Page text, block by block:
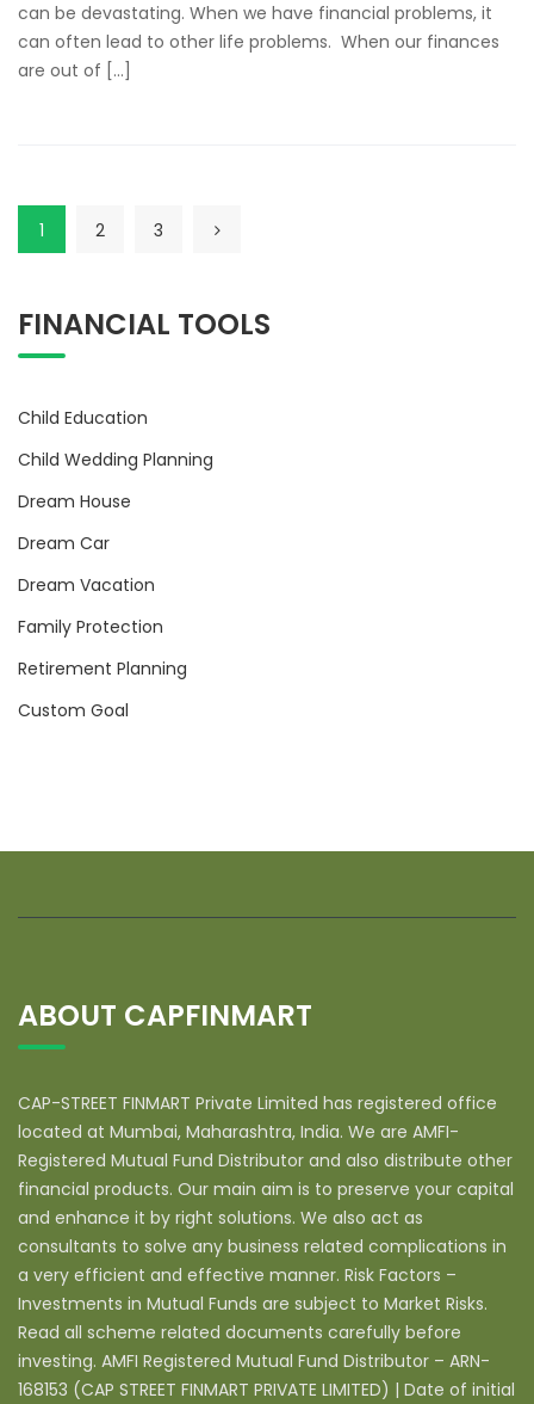
can be devastating. When we have financial problems, it
can often lead to other life problems. When our finances
are out of […]
1 2 3
FINANCIAL TOOLS
Child Education
Child Wedding Planning
Dream House
Dream Car
Dream Vacation
Family Protection
Retirement Planning
Custom Goal
ABOUT CAPFINMART
CAP-STREET FINMART Private Limited has registered office
located at Mumbai, Maharashtra, India. We are AMFI-
Registered Mutual Fund Distributor and also distribute other
financial products. Our main aim is to preserve your capital
and enhance it by right solutions. We also act as
consultants to solve any business related complications in
a very efficient and effective manner. Risk Factors –
Investments in Mutual Funds are subject to Market Risks.
Read all scheme related documents carefully before
investing. AMFI Registered Mutual Fund Distributor – ARN-
168153 (CAP STREET FINMART PRIVATE LIMITED) | Date of initial